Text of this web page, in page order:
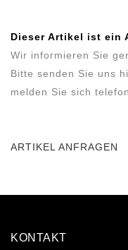
Dieser Artikel ist ein
Wir informieren Sie
Bitte senden Sie uns
melden Sie sich
ARTIKEL ANFRAGEN
KONTAKT